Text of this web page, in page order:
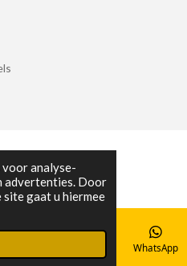
analyse-
advertenties. Door
site gaat u hiermee
WhatsApp